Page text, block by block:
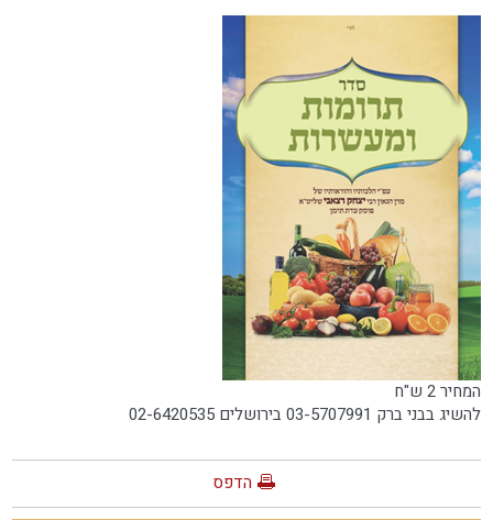
המחיר 2 ש"ח
להשיג בבני ברק 03-5707991 בירושלים 02-6420535
הדפס